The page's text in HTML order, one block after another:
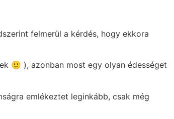
felmerül a kérdés, hogy ekkora
🙂 ), azonban most egy olyan édességet
emlékeztet leginkább, csak még